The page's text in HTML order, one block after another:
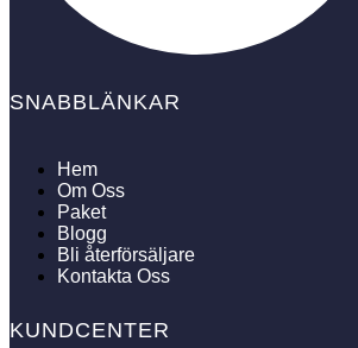
SNABBLÄNKAR
Hem
Om Oss
Paket
Blogg
Bli återförsäljare
Kontakta Oss
KUNDCENTER